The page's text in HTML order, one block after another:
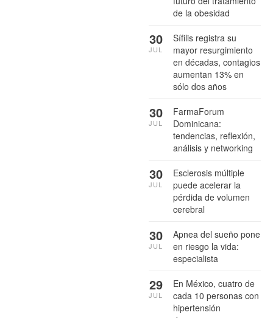
de la obesidad
Sífilis registra su
mayor resurgimiento
en décadas, contagios
aumentan 13% en
sólo dos años
30
JUL
FarmaForum
Dominicana:
tendencias, reflexión,
análisis y networking
30
JUL
Esclerosis múltiple
puede acelerar la
pérdida de volumen
cerebral
30
JUL
Apnea del sueño pone
en riesgo la vida:
especialista
30
JUL
En México, cuatro de
cada 10 personas con
hipertensión
29
JUL